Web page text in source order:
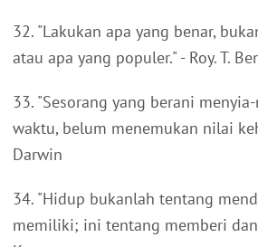
32. "Lakukan apa yang benar,
atau apa yang populer." - Roy. T.
33. "Sesorang yang berani
waktu, belum menemukan nilai
Darwin
34. "Hidup bukanlah tentang
memiliki; ini tentang memberi